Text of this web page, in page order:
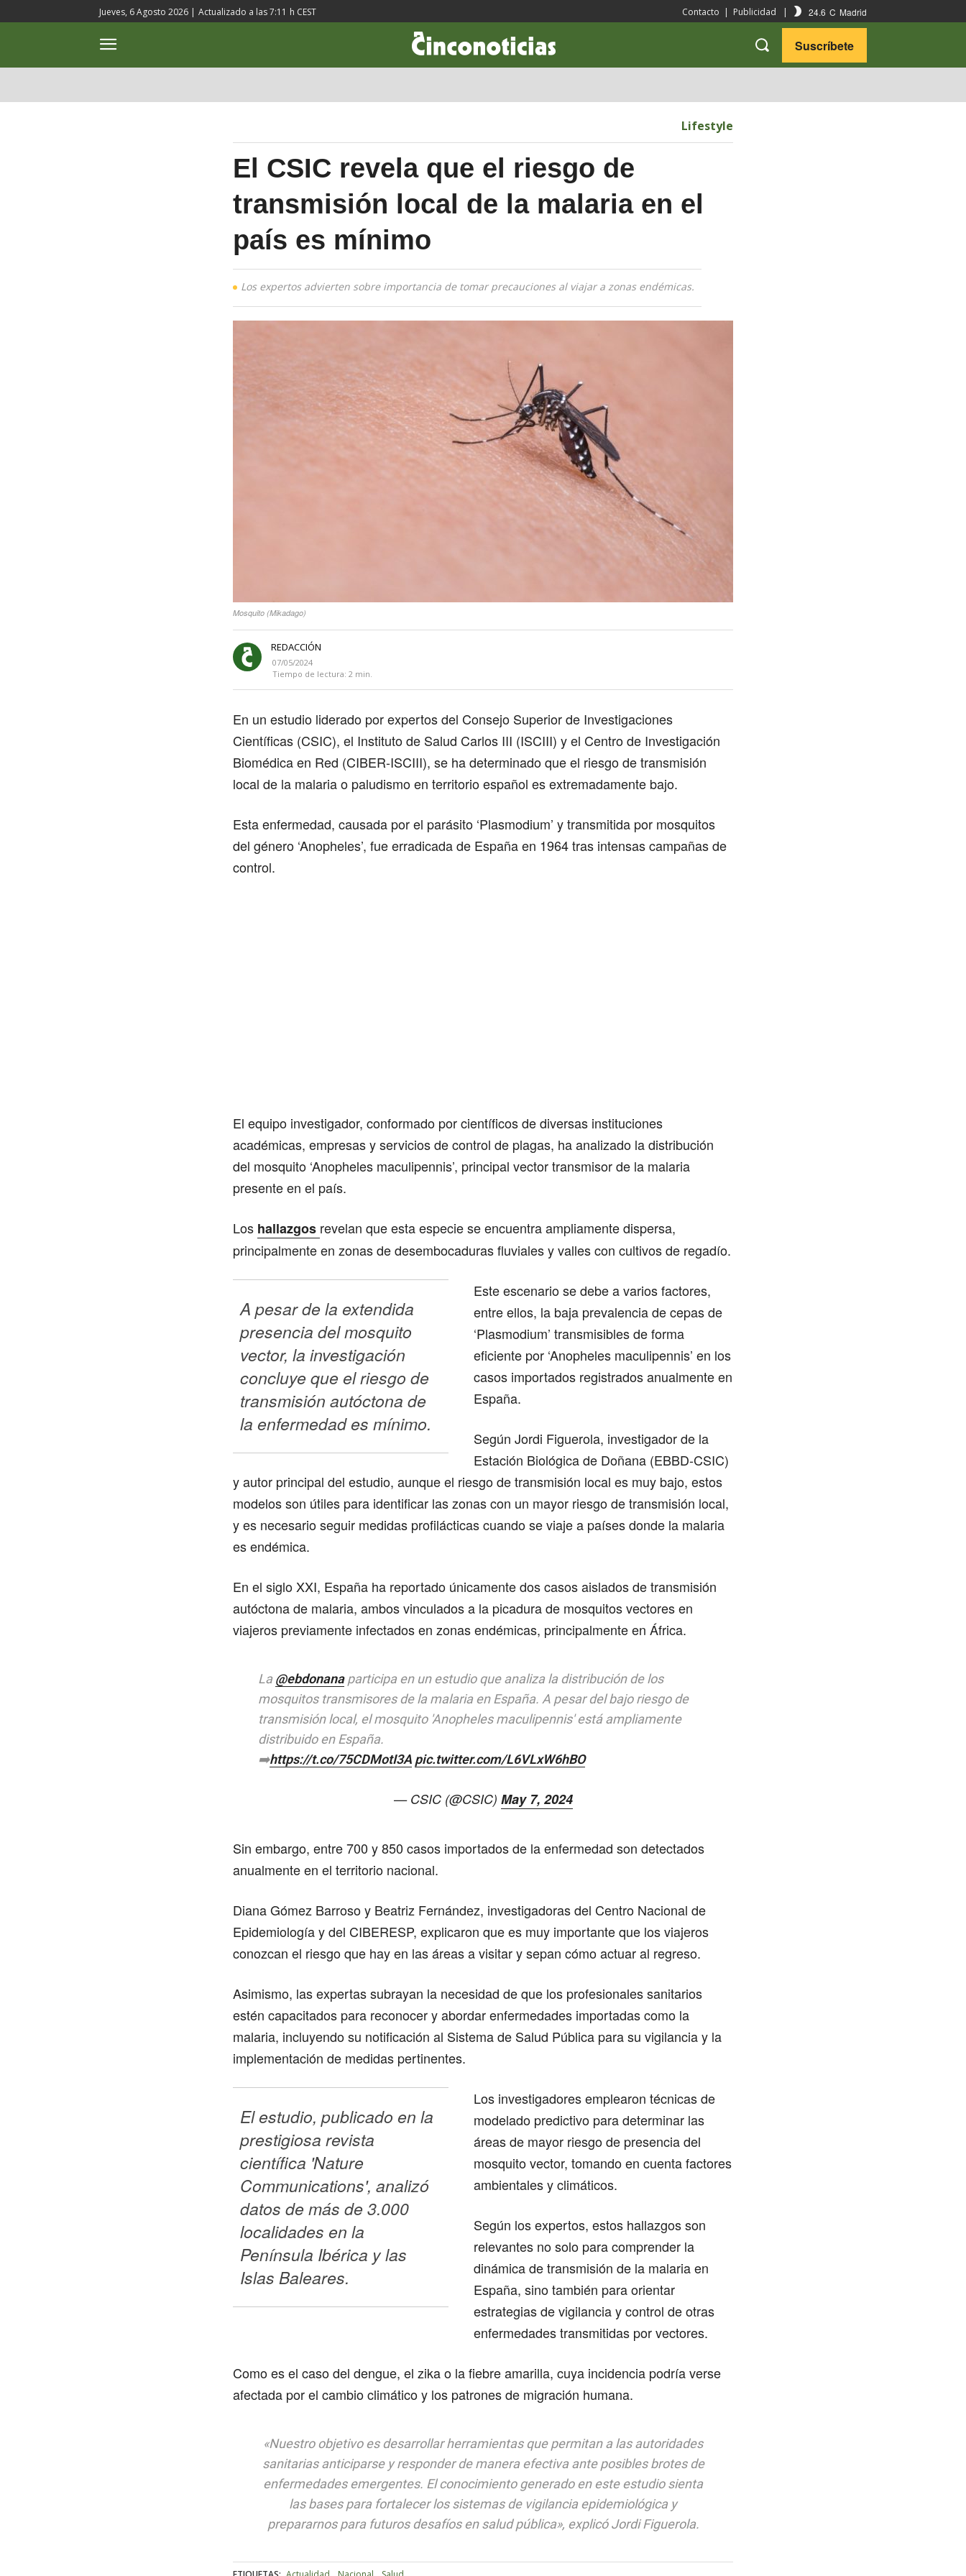
Jueves, 6 Agosto 2026 | Actualizado a las7:11 h CEST Contacto | Publicidad | 24.6 C Madrid
Suscríbete
Lifestyle
El CSIC revela que el riesgo de
transmisión local de la malaria en el
país es mínimo
Los expertos advierten sobre importancia de tomar precauciones al viajar a zonas endémicas.
Mosquito (Mikadago)
REDACCIÓN
07/05/2024
Tiempo de lectura: 2 min.
En un estudio liderado por expertos del Consejo Superior de Investigaciones
Científicas (CSIC), el Instituto de Salud Carlos III (ISCIII) y el Centro de Investigación
Biomédica en Red (CIBER-ISCIII), se ha determinado que el riesgo de transmisión
local de la malaria o paludismo en territorio español es extremadamente bajo.
Esta enfermedad, causada por el parásito ‘Plasmodium’ y transmitida por mosquitos
del género ‘Anopheles’, fue erradicada de España en 1964 tras intensas campañas de
control.
El equipo investigador, conformado por científicos de diversas instituciones
académicas, empresas y servicios de control de plagas, ha analizado la distribución
del mosquito ‘Anopheles maculipennis’, principal vector transmisor de la malaria
presente en el país.
Los hallazgos revelan que esta especie se encuentra ampliamente dispersa,
principalmente en zonas de desembocaduras fluviales y valles con cultivos de regadío.
A pesar de la extendida
presencia del mosquito
vector, la investigación
concluye que el riesgo de
transmisión autóctona de
la enfermedad es mínimo.
Este escenario se debe a varios factores,
entre ellos, la baja prevalencia de cepas de
‘Plasmodium’ transmisibles de forma
eficiente por ‘Anopheles maculipennis’ en los
casos importados registrados anualmente en
España.
Según Jordi Figuerola, investigador de la
Estación Biológica de Doñana (EBBD-CSIC)
y autor principal del estudio, aunque el riesgo de transmisión local es muy bajo, estos
modelos son útiles para identificar las zonas con un mayor riesgo de transmisión local,
y es necesario seguir medidas profilácticas cuando se viaje a países donde la malaria
es endémica.
En el siglo XXI, España ha reportado únicamente dos casos aislados de transmisión
autóctona de malaria, ambos vinculados a la picadura de mosquitos vectores en
viajeros previamente infectados en zonas endémicas, principalmente en África.
La @ebdonanaparticipa en un estudio que analiza la distribución de los
mosquitos transmisores de la malaria en España. A pesar del bajo riesgo de
transmisión local, el mosquito 'Anopheles maculipennis' está ampliamente
distribuido en España.
➡️https://t.co/75CDMotI3A pic.twitter.com/L6VLxW6hBO
— CSIC (@CSIC) May 7, 2024
Sin embargo, entre 700 y 850 casos importados de la enfermedad son detectados
anualmente en el territorio nacional.
Diana Gómez Barroso y Beatriz Fernández, investigadoras del Centro Nacional de
Epidemiología y del CIBERESP, explicaron que es muy importante que los viajeros
conozcan el riesgo que hay en las áreas a visitar y sepan cómo actuar al regreso.
Asimismo, las expertas subrayan la necesidad de que los profesionales sanitarios
estén capacitados para reconocer y abordar enfermedades importadas como la
malaria, incluyendo su notificación al Sistema de Salud Pública para su vigilancia y la
implementación de medidas pertinentes.
El estudio, publicado en la
prestigiosa revista
científica 'Nature
Communications', analizó
datos de más de 3.000
localidades en la
Península Ibérica y las
Islas Baleares.
Los investigadores emplearon técnicas de
modelado predictivo para determinar las
áreas de mayor riesgo de presencia del
mosquito vector, tomando en cuenta factores
ambientales y climáticos.
Según los expertos, estos hallazgos son
relevantes no solo para comprender la
dinámica de transmisión de la malaria en
España, sino también para orientar
estrategias de vigilancia y control de otras
enfermedades transmitidas por vectores.
Como es el caso del dengue, el zika o la fiebre amarilla, cuya incidencia podría verse
afectada por el cambio climático y los patrones de migración humana.
«Nuestro objetivo es desarrollar herramientas que permitan a las autoridades
sanitarias anticiparse y responder de manera efectiva ante posibles brotes de
enfermedades emergentes. El conocimiento generado en este estudio sienta
las bases para fortalecer los sistemas de vigilancia epidemiológica y
prepararnos para futuros desafíos en salud pública», explicó Jordi Figuerola.